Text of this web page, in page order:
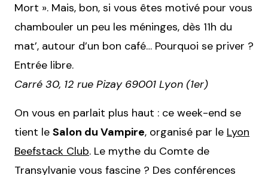
Mort ». Mais, bon, si vous êtes motivé pour vous
chambouler un peu les méninges, dès 11h du
mat’, autour d’un bon café… Pourquoi se priver ?
Entrée libre.
Carré 30, 12 rue Pizay 69001 Lyon (1er)
On vous en parlait plus haut : ce week-end se
tient le Salon du Vampire, organisé par le Lyon
Beefstack Club. Le mythe du Comte de
Transylvanie vous fascine ? Des conférences